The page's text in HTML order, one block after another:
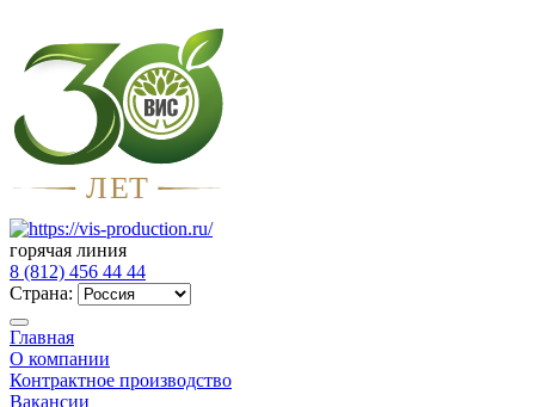
ЛЕТ
горячая линия
8 (812) 456 44 44
Страна:
Главная
О компании
Контрактное производство
Вакансии